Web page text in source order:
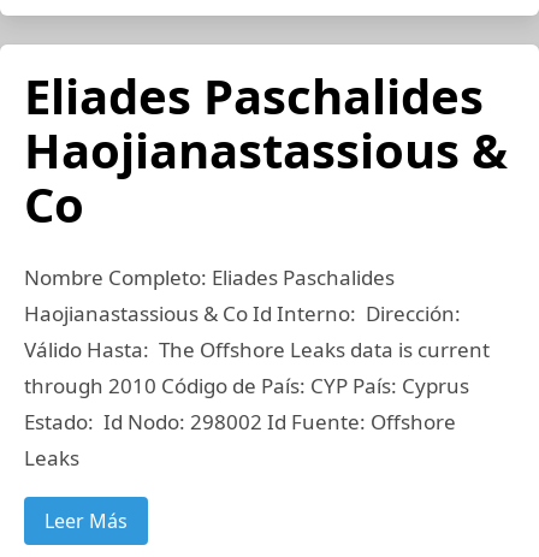
Eliades Paschalides
Haojianastassious &
Co
Nombre Completo: Eliades Paschalides
Haojianastassious & Co Id Interno: Dirección:
Válido Hasta: The Offshore Leaks data is current
through 2010 Código de País: CYP País: Cyprus
Estado: Id Nodo: 298002 Id Fuente: Offshore
Leaks
Leer Más